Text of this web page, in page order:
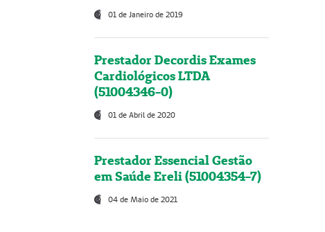
01 de Janeiro de 2019
Prestador Decordis Exames
Cardiológicos LTDA
(51004346-0)
01 de Abril de 2020
Prestador Essencial Gestão
em Saúde Ereli (51004354-7)
04 de Maio de 2021